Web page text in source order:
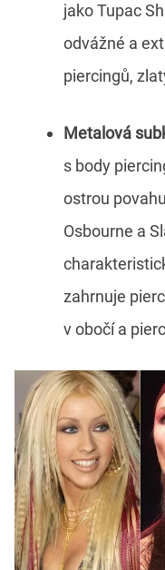
jako Tupac
odvážné a
piercingů,
Metalová
s body
ostrou
Osbourne a
zahrnuje
v obočí a